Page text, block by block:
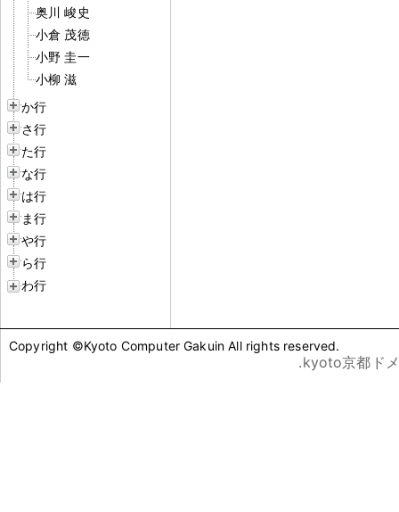
奥川 峻史
小倉 茂徳
小野 圭一
小柳 滋
か行
さ行
た行
な行
は行
ま行
や行
ら行
わ行
Copyright ©Kyoto Computer Gakuin All rights reserved.
.kyoto京都ド